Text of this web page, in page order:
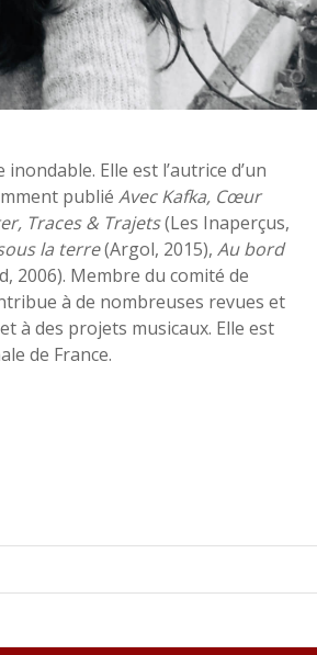
Elle est l’autrice d’un
publié Avec Kafka, Cœur
Traces & Trajets(Les Inaperçus,
la terre(Argol, 2015), Au bord
2006). Membre du comité de
à de nombreuses revues et
à des projets musicaux. Elle est
de France.